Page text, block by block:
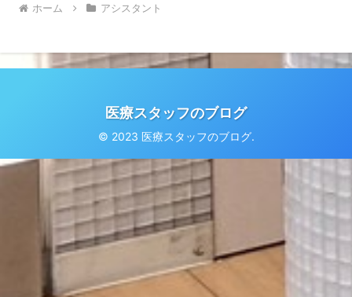
ホーム アシスタント
医療スタッフのブログ
© 2023 医療スタッフのブログ.